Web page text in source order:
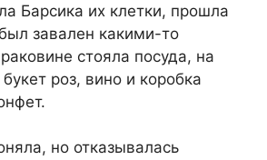
Барсика их клетки, прошла
завален какими-то
стояла посуда, на
роз, вино и коробка
но отказывалась